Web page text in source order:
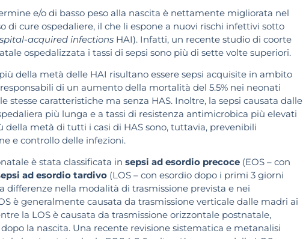
e/o di basso peso alla nascita è nettamente migliorata nel
di cure ospedaliere, il che li espone a nuovi rischi infettivi sotto
acquired infections HAI). Infatti, un recente studio di coorte
ospedalizzata i tassi di sepsi sono più di sette volte superiori.
della metà delle HAI risultano essere sepsi acquisite in ambito
di un aumento della mortalità del 5.5% nei neonati
caratteristiche ma senza HAS. Inoltre, la sepsi causata dalle
più lunga e a tassi di resistenza antimicrobica più elevati
metà di tutti i casi di HAS sono, tuttavia, prevenibili
e controllo delle infezioni.
è stata classificata in sepsi ad esordio precoce (EOS – con
ad esordio tardivo (LOS – con esordio dopo i primi 3 giorni
differenze nella modalità di trasmissione prevista e nei
è generalmente causata da trasmissione verticale dalle madri ai
la LOS è causata da trasmissione orizzontale postnatale,
la nascita. Una recente revisione sistematica e metanalisi